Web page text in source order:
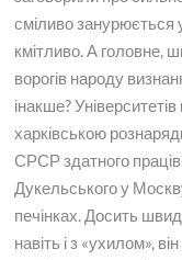
сміливо занурюється
кмітливо. А головне,
ворогів народу
інакше?
харківською
СРСР здатного
Дукельського у
печінках. Досить
навіть і з «ухилом»,